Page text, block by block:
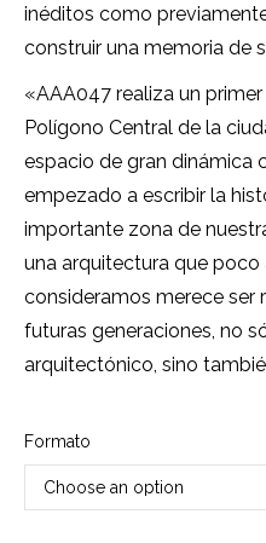
inéditos como
construir una memoria de
«AAA047 realiza un
Polígono Central de la
espacio de gran dinámica
empezado a escribir la
importante zona de
una arquitectura que
consideramos merece ser
futuras generaciones, no
arquitectónico, sino
Formato